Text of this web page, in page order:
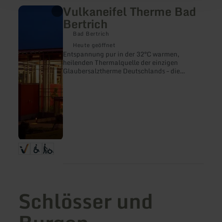
Vulkaneifel Therme Bad
Bertrich
Bad Bertrich
Heute geöffnet
Entspannung pur in der 32°C warmen,
heilenden Thermalquelle der einzigen
Glaubersalztherme Deutschlands – die
mehr
Bad
Bertrich
Schlösser und